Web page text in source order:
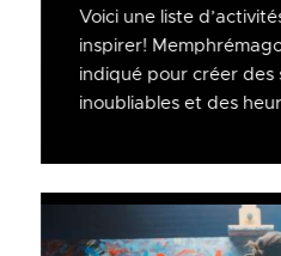
Voici une liste
inspirer!
indiqué pour créer des
inoubliables et des